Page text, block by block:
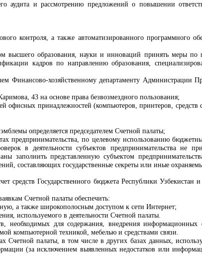
аудита и рассмотрению предложений о повышении
контроля, а также автоматизированного программного
высшего образования, науки и инноваций принять меры по
кадров по направлению образования,
Финансово-хозяйственному департаменту Администрации
43 на основе права безвозмездного пользования;
офисных принадлежностей (компьютеров, принтеров, средств
определяется председателем Счетной палаты;
предпринимательства, по целевому использованию
в деятельности субъектов предпринимательства не
заполнить представленную субъектом
составляющих государственные секреты или иные
средств Государственного бюджета Республики Узбекистан и
Счетной палаты обеспечить:
а также широкополосным доступом к сети Интернет;
используемого в деятельности Счетной палаты.
необходимых для содержания, внедрения
компьютерной техникой, мебелью и средствами связи.
палаты, в том числе в других базах данных,
(за исключением выявленных недостатков или